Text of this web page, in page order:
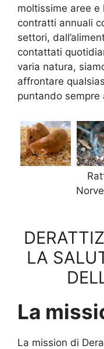
moltissime aree
contratti annuali
settori,
contattati
varia natura,
affrontare
puntando sempre
LA
La
La mission di